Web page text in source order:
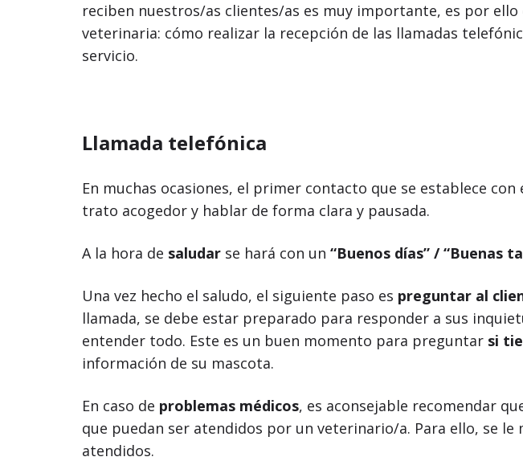
reciben nuestros/as clientes/as es muy importante, es por
veterinaria: cómo realizar la recepción de las llamadas
servicio.
Llamada telefónica
En muchas ocasiones, el primer contacto que se establece
trato acogedor y hablar de forma clara y pausada.
A la hora de saludar se hará con un “Buenos días” / “Buenas
Una vez hecho el saludo, el siguiente paso es preguntar al
llamada, se debe estar preparado para responder a sus
entender todo. Este es un buen momento para preguntar si
información de su mascota.
En caso de problemas médicos, es aconsejable recomendar
que puedan ser atendidos por un veterinario/a. Para ello, se
atendidos.